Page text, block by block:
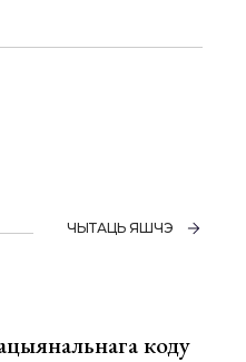
ЧЫТАЦЬ ЯШЧЭ
коду